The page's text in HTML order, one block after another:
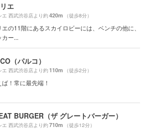
エ
エ 西武渋谷店より約420m （徒歩8分）
の11階にあるスカイロビーには、ベンチの他に、
カー...
（パルコ）
エ 西武渋谷店より約110m （徒歩2分）
！常に最先端！
BURGER（ザ グレートバーガー）
エ 西武渋谷店より約710m （徒歩12分）